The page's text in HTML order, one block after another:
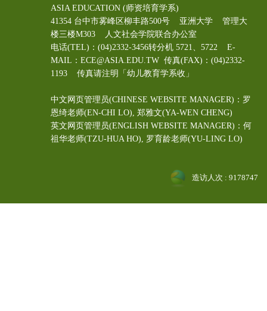
ASIA EDUCATION (师资培育学系)
41354 台中市雾峰区柳丰路500号 亚洲大学 管理大
楼三楼M303 人文社会学院联合办公室
电话(TEL)：(04)2332-3456转分机 5721、5722 E-
MAIL：ECE@ASIA.EDU.TW 传真(FAX)：(04)2332-
1193 传真请注明「幼儿教育学系收」
中文网页管理员(CHINESE WEBSITE MANAGER)：罗
恩绮老师(EN-CHI LO) , 郑雅文(YA-WEN CHENG)
英文网页管理员(ENGLISH WEBSITE MANAGER)：何
祖华老师(TZU-HUA HO), 罗育龄老师(YU-LING LO)
造访人次 : 9178747